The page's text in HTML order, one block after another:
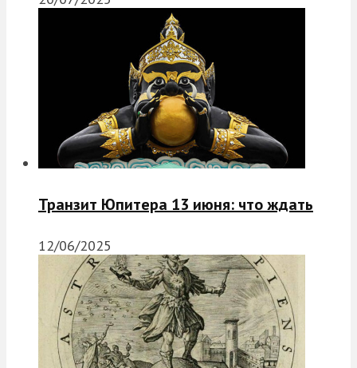
Транзит Юпитера 13 июня: что ждать
12/06/2025